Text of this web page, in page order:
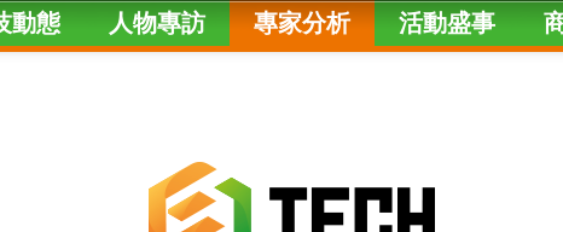
動態 人物專訪 專家分析 活動盛事